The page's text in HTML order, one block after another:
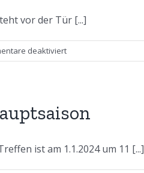
vor der Tür [...]
deaktiviertfür
Der
der
ist am 1.1.2024 um 11 [...]